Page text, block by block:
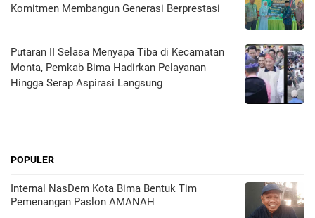
Komitmen Membangun Generasi Berprestasi
Putaran II Selasa Menyapa Tiba di Kecamatan
Monta, Pemkab Bima Hadirkan Pelayanan
Hingga Serap Aspirasi Langsung
POPULER
Internal NasDem Kota Bima Bentuk Tim
Pemenangan Paslon AMANAH